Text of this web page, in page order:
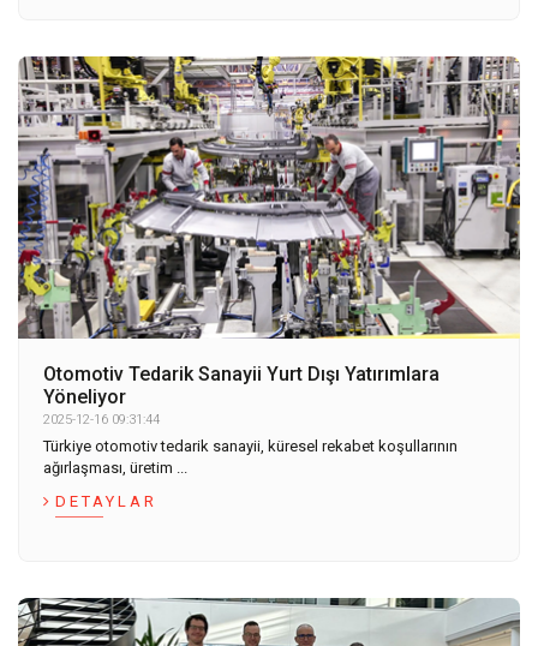
Otomotiv Tedarik Sanayii Yurt Dışı Yatırımlara
Yöneliyor
2025-12-16 09:31:44
Türkiye otomotiv tedarik sanayii, küresel rekabet koşullarının
ağırlaşması, üretim ...
DETAYLAR